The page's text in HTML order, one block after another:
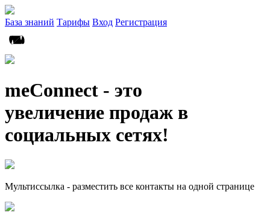
База знаний Тарифы Вход Регистрация
meConnect - это
увеличение продаж в
социальных сетях!
Мультиссылка - разместить все контакты на одной странице